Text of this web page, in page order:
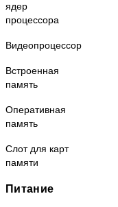
ядер
процессора
Видеопроцессор
Встроенная
память
Оперативная
память
Слот для карт
памяти
Питание